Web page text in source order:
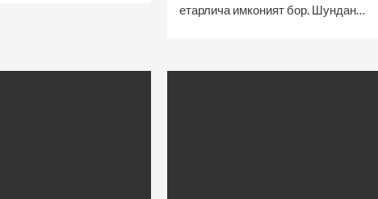
етарлича имконият бор. Шундан…